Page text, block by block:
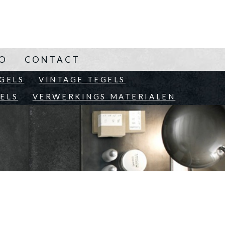
VINTAGE TEGELS
VERWERKINGS MATERIALEN
CONTACT